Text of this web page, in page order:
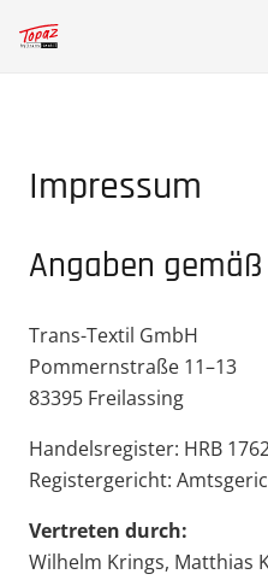
Impressum
Angaben gemäß
Trans-Textil GmbH
Pommern­straße 11–13
83395 Freilassing
Handels­re­gister: HRB
Regis­ter­ge­richt:
Vertreten durch:
Wilhelm Krings, Matthias